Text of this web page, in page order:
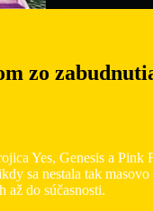
zo
Yes, Genesis a
sa nestala tak
až do súčasnosti.